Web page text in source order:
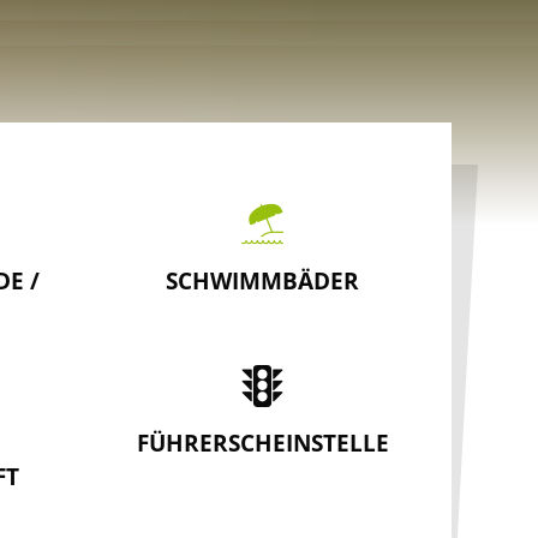
/ SCHWIMMBÄDER
FÜHRERSCHEINSTELLE